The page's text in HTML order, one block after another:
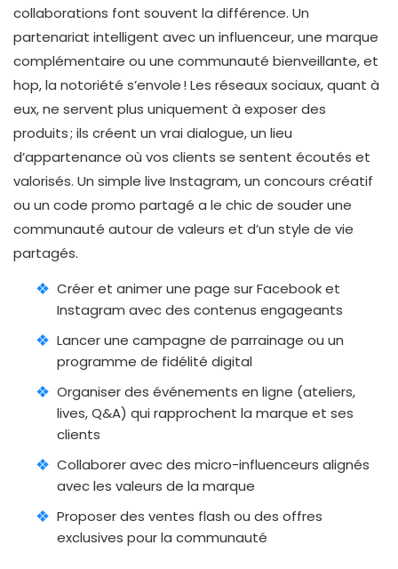
collaborations font souvent la différence. Un
partenariat intelligent avec un influenceur, une marque
complémentaire ou une communauté bienveillante, et
hop, la notoriété s’envole ! Les réseaux sociaux, quant à
eux, ne servent plus uniquement à exposer des
produits ; ils créent un vrai dialogue, un lieu
d’appartenance où vos clients se sentent écoutés et
valorisés. Un simple live Instagram, un concours créatif
ou un code promo partagé a le chic de souder une
communauté autour de valeurs et d’un style de vie
partagés.
Créer et animer une page sur Facebook et
Instagram avec des contenus engageants
Lancer une campagne de parrainage ou un
programme de fidélité digital
Organiser des événements en ligne (ateliers,
lives, Q&A) qui rapprochent la marque et ses
clients
Collaborer avec des micro-influenceurs alignés
avec les valeurs de la marque
Proposer des ventes flash ou des offres
exclusives pour la communauté